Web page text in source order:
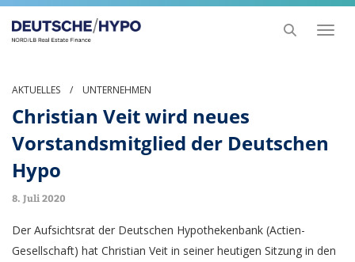
Toggle
AKTUELLES / UNTERNEHMEN
Christian Veit wird neues
Vorstandsmitglied der Deutschen
Hypo
8. Juli 2020
Der Aufsichtsrat der Deutschen Hypothekenbank (Actien-
Gesellschaft) hat Christian Veit in seiner heutigen Sitzung in den